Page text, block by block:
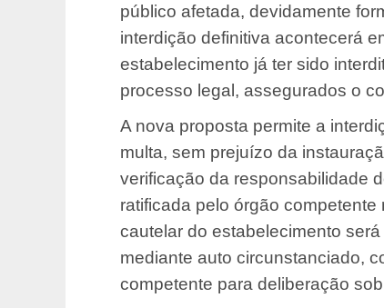
público afetada, devidamente
interdição definitiva acontecerá
estabelecimento já ter sido
processo legal, assegurados o
A nova proposta permite a
multa, sem prejuízo da
verificação da responsabilidade
ratificada pelo órgão
cautelar do estabelecimento
mediante auto circunstanciado,
competente para deliberação